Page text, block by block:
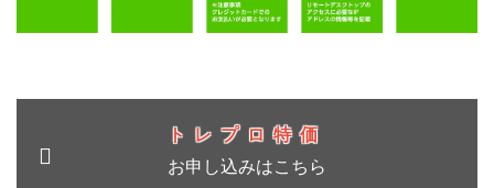
トレプロ特価
お申し込みはこちら